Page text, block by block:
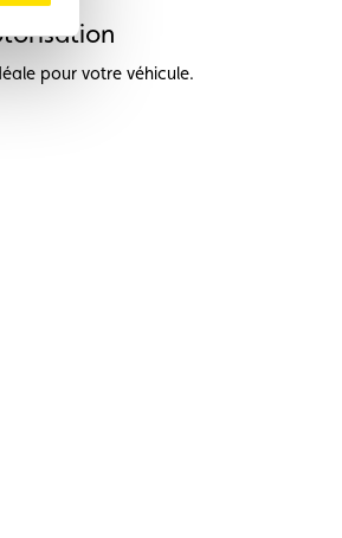
pour votre véhicule.